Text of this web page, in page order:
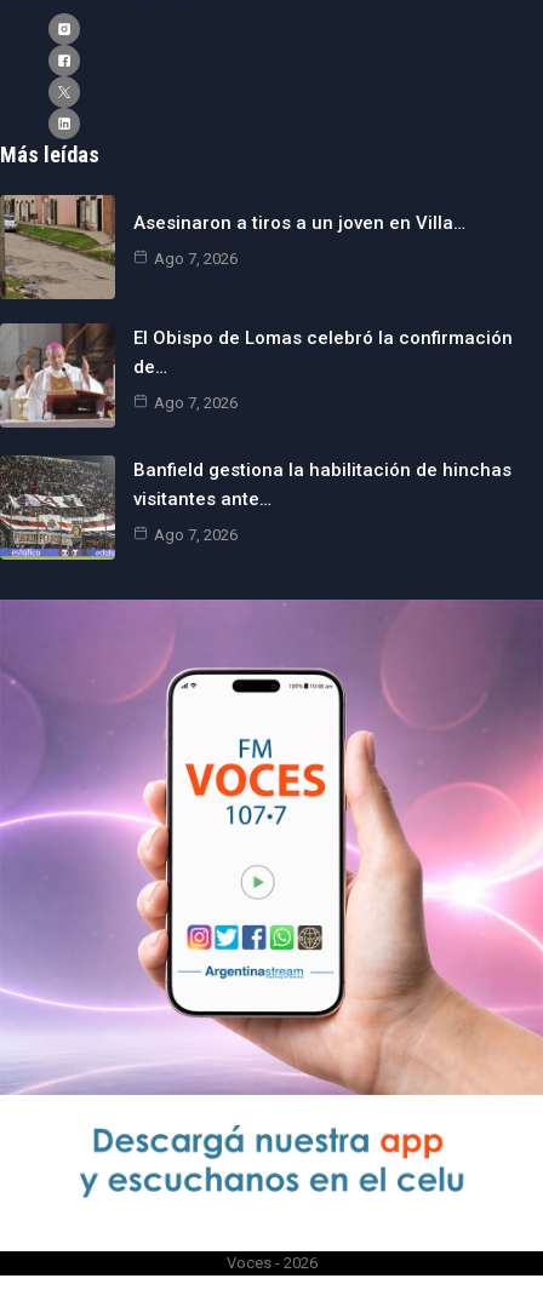
Más leídas
Asesinaron a tiros a un joven en Villa…
Ago 7, 2026
El Obispo de Lomas celebró la confirmación
de…
Ago 7, 2026
Banfield gestiona la habilitación de hinchas
visitantes ante…
Ago 7, 2026
Voces - 2026